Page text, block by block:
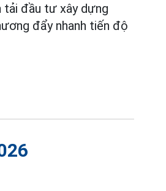
tải đầu tư xây dựng
đẩy nhanh tiến độ